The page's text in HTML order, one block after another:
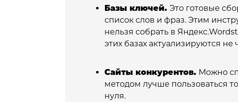
Базы ключей. Это готовые
список слов и фраз. Этим
нельзя собрать в
этих базах актуализируются
Сайты конкурентов. Можно
методом лучше пользоваться
нуля.